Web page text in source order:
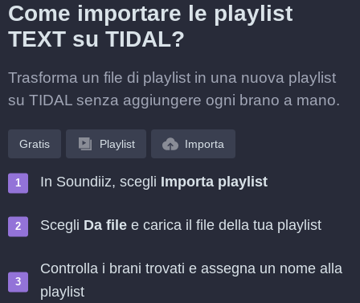
Come importare le playlist
TEXT su TIDAL?
Trasforma un file di playlist in una nuova playlist
su TIDAL senza aggiungere ogni brano a mano.
Gratis Playlist Importa
In Soundiiz, scegli Importa playlist
Scegli Da file e carica il file della tua playlist
Controlla i brani trovati e assegna un nome alla
playlist